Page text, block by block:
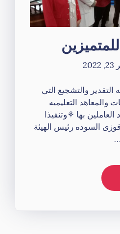
والتشجيع التى
والمعاهد التعليميه
العاملين بها ⚘وتنفيذا
السوده رئيس الهيئة